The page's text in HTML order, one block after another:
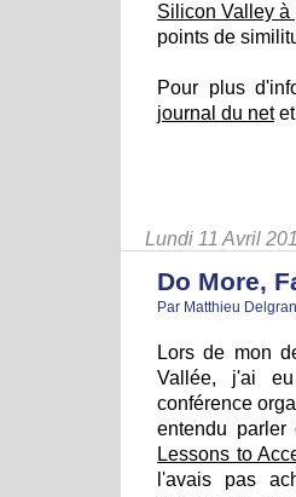
Silicon Valley
points de
Pour plus
journal du netet
Lundi 11 Avril
Do More,
Par Matthieu
Lors de mon
Vallée, j'ai
conférence
entendu parler
Lessons to
l'avais pas